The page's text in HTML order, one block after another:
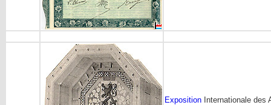
Exposition Internationale des